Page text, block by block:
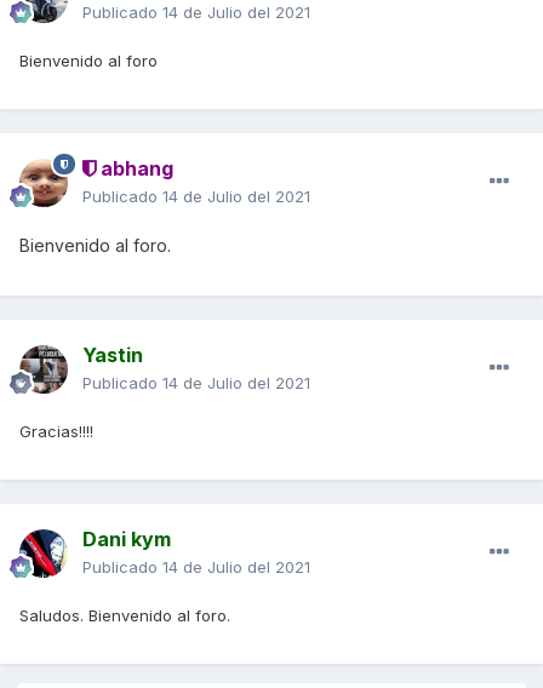
Publicado 14 de Julio del 2021
Bienvenido al foro
abhang
Publicado 14 de Julio del 2021
Bienvenido al foro.
Yastin
Publicado 14 de Julio del 2021
Gracias!!!!
Dani kym
Publicado 14 de Julio del 2021
Saludos. Bienvenido al foro.